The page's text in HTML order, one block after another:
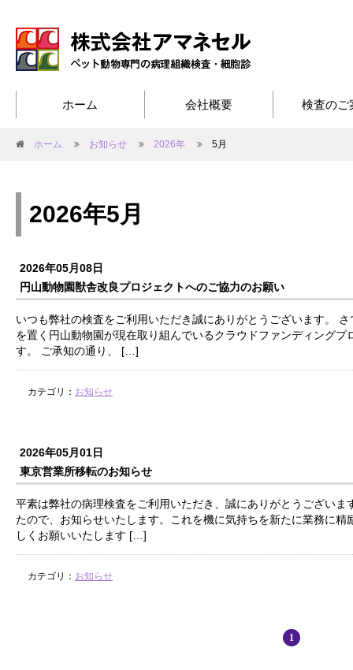
ホーム 会社概要 検査のご
ホーム お知らせ 2026年 5月
2026年5月
2026年05月08日
円山動物園獣舎改良プロジェクトへのご協力のお願い
いつも弊社の検査をご利用いただき誠にありがとうございます。
を置く円山動物園が現在取り組んでいるクラウドファンディング
す。 ご承知の通り、 […]
カテゴリ： お知らせ
2026年05月01日
東京営業所移転のお知らせ
平素は弊社の病理検査をご利用いただき、誠にありがとうござい
たので、お知らせいたします。これを機に気持ちを新たに業務に
しくお願いいたします […]
カテゴリ： お知らせ
1